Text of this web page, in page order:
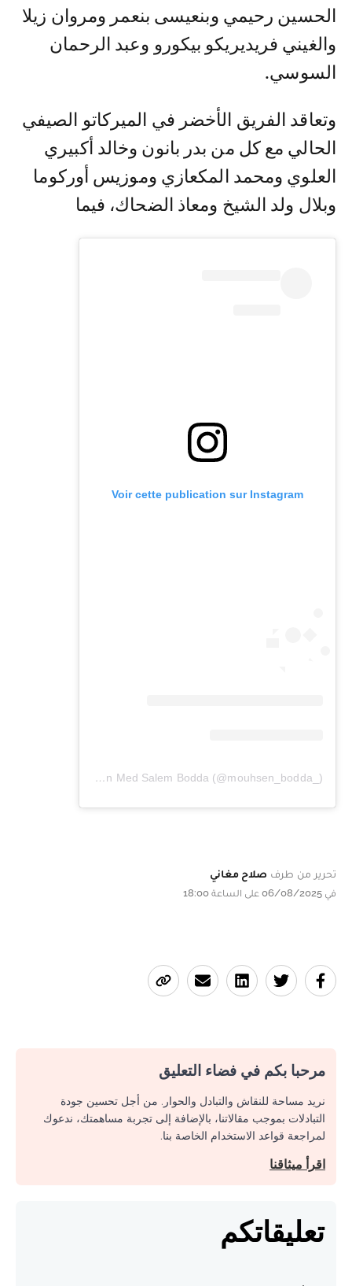
الحسين رحيمي وبنعيسى بنعمر ومروان زيلا
والغيني فريديريكو بيكورو وعبد الرحمان
السوسي.
وتعاقد الفريق الأخضر في الميركاتو الصيفي
الحالي مع كل من بدر بانون وخالد أكبيري
العلوي ومحمد المكعازي وموزيس أوركوما
وبلال ولد الشيخ ومعاذ الضحاك، فيما
Voir cette publication sur Instagram
Une publication partagée par Mouhsen Med Salem Bodda (@mouhsen_bodda_)
تحرير من طرف صلاح مغاني
في 06/08/2025 على الساعة 18:00
مرحبا بكم في فضاء التعليق
نريد مساحة للنقاش والتبادل والحوار. من أجل تحسين جودة
التبادلات بموجب مقالاتنا، بالإضافة إلى تجربة مساهمتك، ندعوك
لمراجعة قواعد الاستخدام الخاصة بنا.
اقرأ ميثاقنا
تعليقاتكم